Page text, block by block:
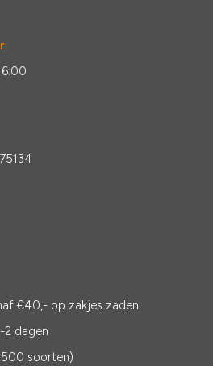
€40,- op zakjes zaden
2 dagen
soorten)